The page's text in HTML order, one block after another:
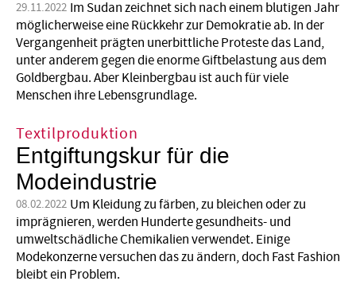
29.11.2022 Im Sudan zeichnet sich nach einem blutigen Jahr
möglicherweise eine Rückkehr zur Demokratie ab. In der
Vergangenheit prägten unerbittliche Proteste das Land,
unter anderem gegen die enorme Giftbelastung aus dem
Goldbergbau. Aber Kleinbergbau ist auch für viele
Menschen ihre Lebensgrundlage.
Textilproduktion
Entgiftungskur für die
Modeindustrie
08.02.2022 Um Kleidung zu färben, zu bleichen oder zu
imprägnieren, werden Hunderte gesundheits- und
umweltschädliche Chemikalien verwendet. Einige
Modekonzerne versuchen das zu ändern, doch Fast Fashion
bleibt ein Problem.